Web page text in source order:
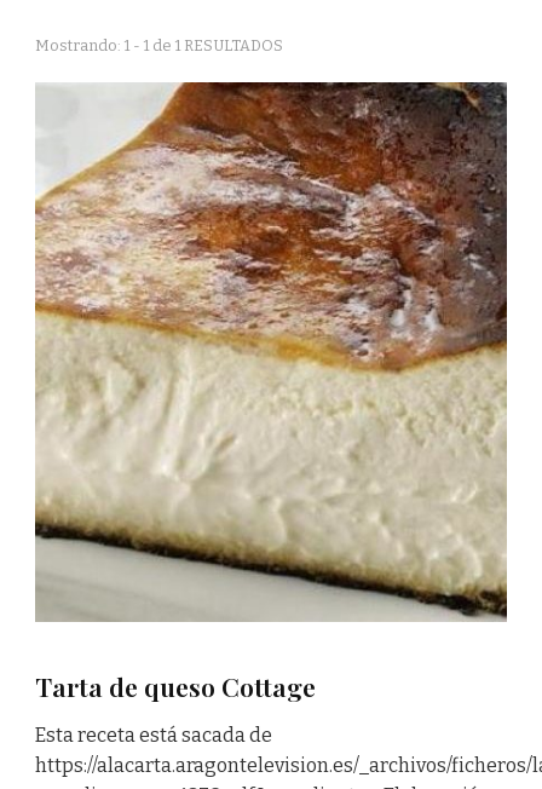
Mostrando: 1 - 1 de 1 RESULTADOS
Tarta de queso Cottage
Esta receta está sacada de
https://alacarta.aragontelevision.es/_archivos/ficheros/